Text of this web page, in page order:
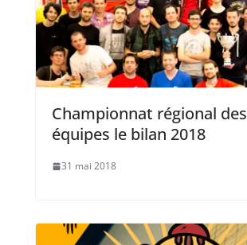
Championnat régional des
équipes le bilan 2018
31 mai 2018